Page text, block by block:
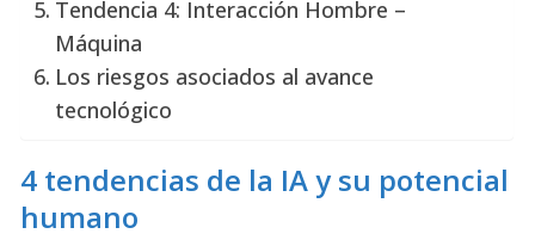
Tendencia 4: Interacción Hombre –
Máquina
Los riesgos asociados al avance
tecnológico
4 tendencias de la IA y su potencial
humano